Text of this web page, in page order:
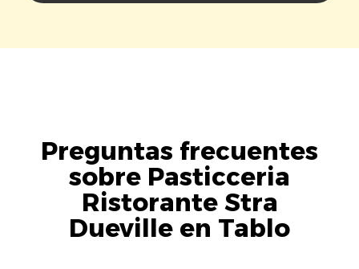
Preguntas frecuentes
sobre Pasticceria
Ristorante Stra
Dueville en Tablo